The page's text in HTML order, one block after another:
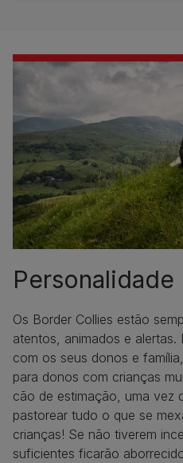
Personalidade
Os Border Collies estão
atentos, animados e
com os seus donos e
para donos com crianças
cão de estimação, uma vez
pastorear tudo o que se
crianças! Se não tiverem
suficientes ficarão